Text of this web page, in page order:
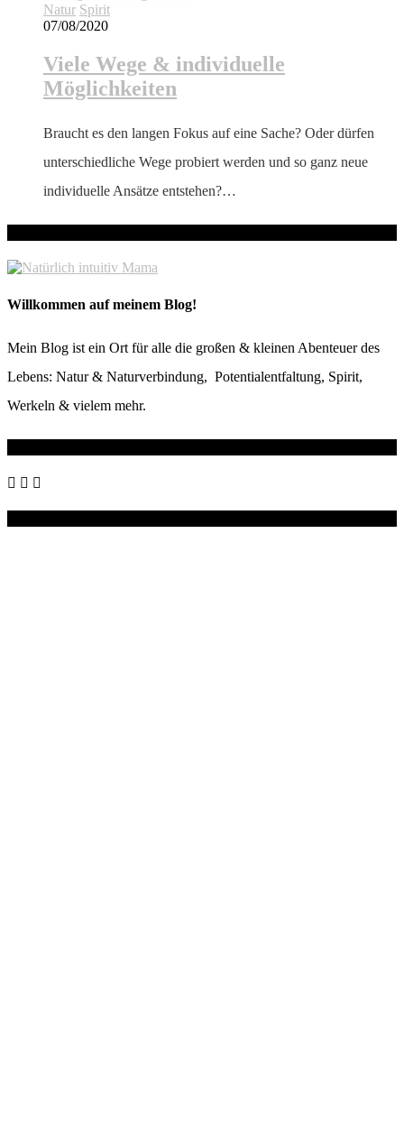
Natur Spirit
07/08/2020
Viele Wege & individuelle
Möglichkeiten
Braucht es den langen Fokus auf eine Sache? Oder dürfen
unterschiedliche Wege probiert werden und so ganz neue
individuelle Ansätze entstehen?…
Willkommen auf meinem Blog!
Mein Blog ist ein Ort für alle die großen & kleinen Abenteuer des
Lebens: Natur & Naturverbindung, Potentialentfaltung, Spirit,
Werkeln & vielem mehr.